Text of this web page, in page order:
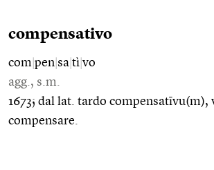
compensativo
com pen sa tì vo
agg., s.m.
1673; dal lat. tardo compensatīvu(m),
compensare.